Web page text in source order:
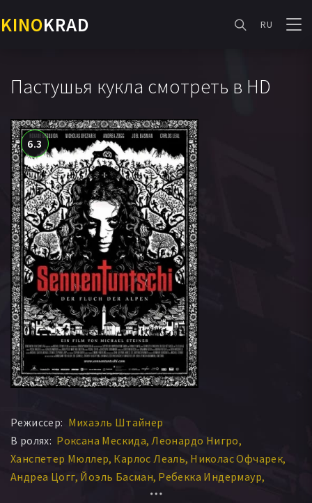
KINOKRAD RU
Пастушья кукла смотреть в HD
6.3
Режиссер: Михаэль Штайнер
В ролях: Роксана Мескида Леонардо Нигро
Ханспетер Мюллер Карлос Леаль Николас Офчарек
Андреа Цогг Йоэль Басман Ребекка Индермаур
Даниэль Рор